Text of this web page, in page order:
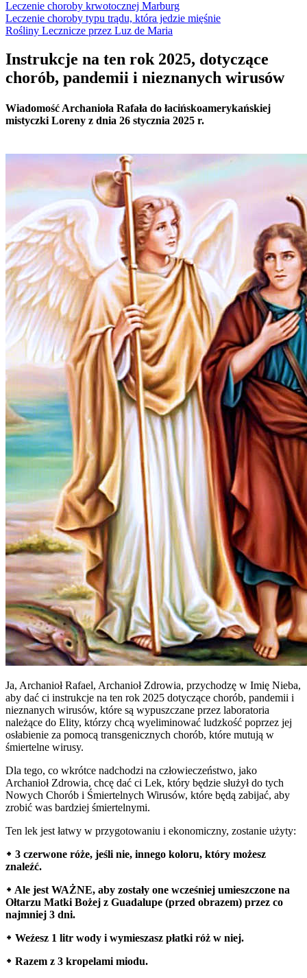
Leczenie choroby krwotocznej Marburg
Leczenie choroby typu trądu, która jedzie mięśnie
Rośliny Lecznicze przez Luz de Maria
Instrukcje na ten rok 2025, dotyczące
chorób, pandemii i nieznanych wirusów
Wiadomość Archanioła Rafała do łacińskoamerykańskiej
mistyczki Loreny z dnia 26 stycznia 2025 r.
Ja, Archanioł Rafael, Archanioł Zdrowia, przychodzę w Imię Nieba,
aby dać ci instrukcje na ten rok 2025 dotyczące chorób, pandemii i
nieznanych wirusów, które są wypuszczane przez laboratoria
należące do Elity, którzy chcą wyeliminować ludzkość poprzez jej
osłabienie za pomocą transgenicznych chorób, które mutują w
śmiertelne wirusy.
Dla tego, co wkrótce nadchodzi na człowieczeństwo, jako
Archanioł Zdrowia, chcę dać ci Lek, który będzie służył do tych
Nowych Chorób i Śmiertelnych Wirusów, które będą zabijać, aby
zrobić was bardziej śmiertelnymi.
Ten lek jest łatwy w przygotowaniu i ekonomiczny, zostanie użyty:
᛭ 3 czerwone róże, jeśli nie, innego koloru, który możesz
znaleźć.
᛭ Ale jest WAŻNE, aby zostały one wcześniej umieszczone na
Ołtarzu Matki Bożej z Guadalupe (przed obrazem) przez co
najmniej 3 dni.
᛭ Weźesz 1 litr wody i wymieszasz płatki róż w niej.
᛭ Razem z 3 kropelami miodu.